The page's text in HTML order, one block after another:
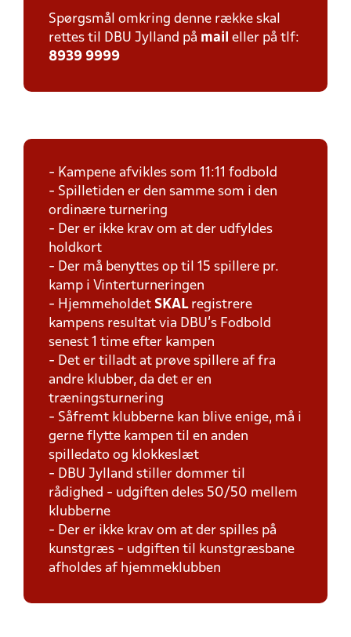
Spørgsmål omkring denne række skal
rettes til DBU Jylland på mail eller på tlf:
8939 9999
- Kampene afvikles som 11:11 fodbold
- Spilletiden er den samme som i den
ordinære turnering
- Der er ikke krav om at der udfyldes
holdkort
- Der må benyttes op til 15 spillere pr.
kamp i Vinterturneringen
- Hjemmeholdet SKAL registrere
kampens resultat via DBU's Fodbold
senest 1 time efter kampen
- Det er tilladt at prøve spillere af fra
andre klubber, da det er en
træningsturnering
- Såfremt klubberne kan blive enige, må i
gerne flytte kampen til en anden
spilledato og klokkeslæt
- DBU Jylland stiller dommer til
rådighed - udgiften deles 50/50 mellem
klubberne
- Der er ikke krav om at der spilles på
kunstgræs - udgiften til kunstgræsbane
afholdes af hjemmeklubben